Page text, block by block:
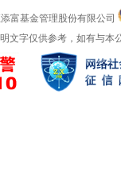
富基金管理股份有限公司
文字仅供参考，如有与本